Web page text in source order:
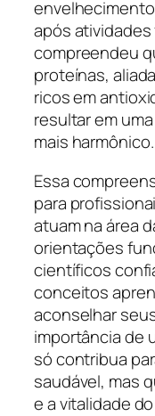
após atividades
compreendeu
proteínas,
ricos em
resultar em
mais harmônico.
Essa
para
atuam na área
orientações
científicos
conceitos
aconselhar
importância de
só contribua
saudável, mas
e a vitalidade